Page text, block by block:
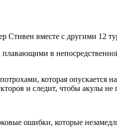
Стивен вместе с другими 12
в
которая опускается
и следит, чтобы акулы
ошибки, которые